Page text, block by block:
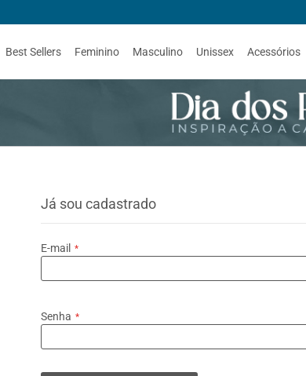
Best Sellers Feminino Masculino Unissex Acessórios
Já sou cadastrado
E-mail
Senha